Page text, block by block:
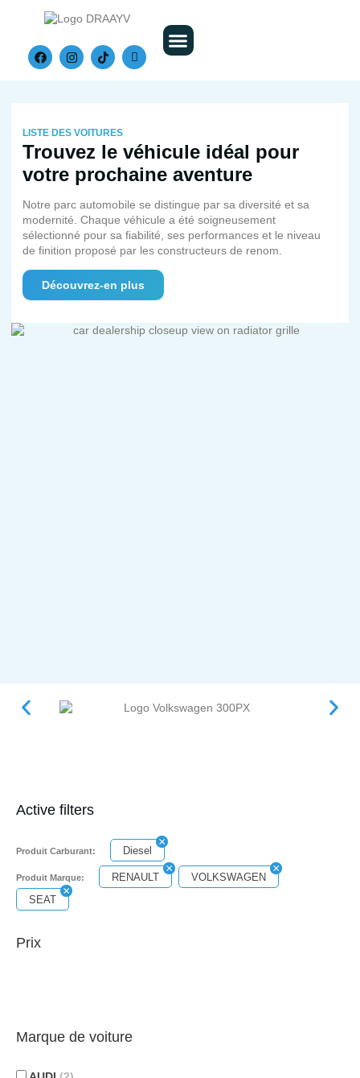
LISTE DES VOITURES
Trouvez le véhicule idéal pour
votre prochaine aventure
Notre parc automobile se distingue par sa diversité et sa
modernité. Chaque véhicule a été soigneusement
sélectionné pour sa fiabilité, ses performances et le niveau
de finition proposé par les constructeurs de renom.
Découvrez-en plus
Active filters
Produit Carburant: Diesel
Produit Marque: RENAULT
VOLKSWAGEN
SEAT
Prix
Marque de voiture